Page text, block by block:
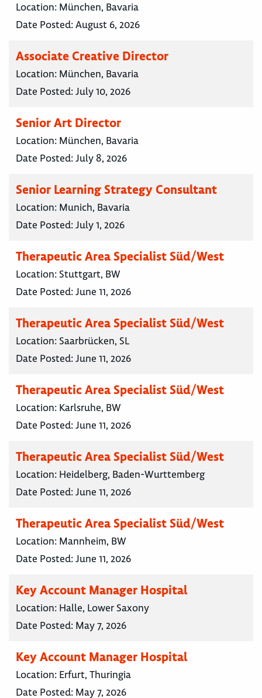
Location: München, Bavaria
Date Posted:August 6, 2026
Associate Creative Director
Location: München, Bavaria
Date Posted:July 10, 2026
Senior Art Director
Location: München, Bavaria
Date Posted:July 8, 2026
Senior Learning Strategy Consultant
Location: Munich, Bavaria
Date Posted:July 1, 2026
Therapeutic Area Specialist Süd/West
Location: Stuttgart, BW
Date Posted:June 11, 2026
Therapeutic Area Specialist Süd/West
Location: Saarbrücken, SL
Date Posted:June 11, 2026
Therapeutic Area Specialist Süd/West
Location: Karlsruhe, BW
Date Posted:June 11, 2026
Therapeutic Area Specialist Süd/West
Location: Heidelberg, Baden-Wurttemberg
Date Posted:June 11, 2026
Therapeutic Area Specialist Süd/West
Location: Mannheim, BW
Date Posted:June 11, 2026
Key Account Manager Hospital
Location: Halle, Lower Saxony
Date Posted: May 7, 2026
Key Account Manager Hospital
Location: Erfurt, Thuringia
Date Posted: May 7, 2026